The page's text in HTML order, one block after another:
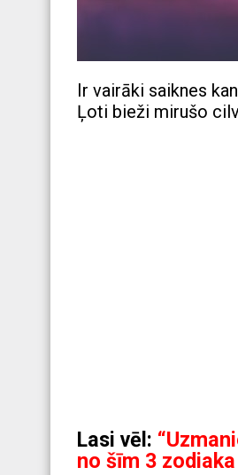
Ir vairāki saiknes
Ļoti bieži mirušo
Lasi vēl:
no šīm 3